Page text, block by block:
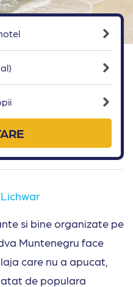
si bine organizate pe
Muntenegru face
care nu a apucat,
de populara